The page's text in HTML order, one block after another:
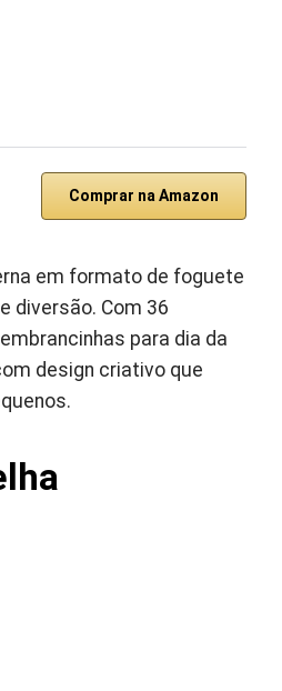
Comprar na Amazon
em formato de foguete
diversão. Com 36
para dia da
design criativo que